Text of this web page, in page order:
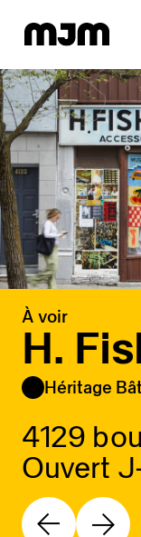
À voir
H.
Héritage
4129
Ouvert